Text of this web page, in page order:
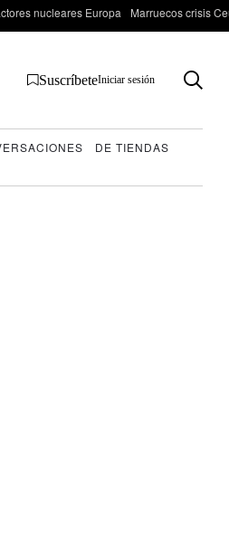
nucleares Europa Marruecos crisis
SuscríbeteIniciar sesión
DE TIENDAS